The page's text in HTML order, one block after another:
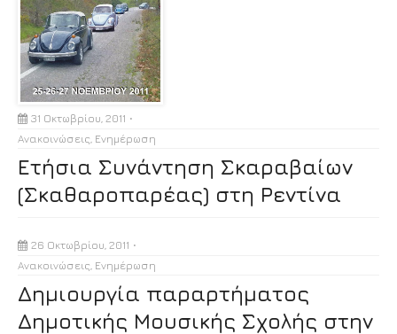
31 Οκτωβρίου, 2011
Ανακοινώσεις Ενημέρωση
Ετήσια Συνάντηση Σκαραβαίων
(Σκαθαροπαρέας) στη Ρεντίνα
26 Οκτωβρίου, 2011
Ανακοινώσεις Ενημέρωση
Δημιουργία παραρτήματος
Δημοτικής Μουσικής Σχολής στην